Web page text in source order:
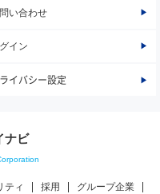
い合わせ
イン
イバシー設定
ナビ
ティ 採用 グループ企業